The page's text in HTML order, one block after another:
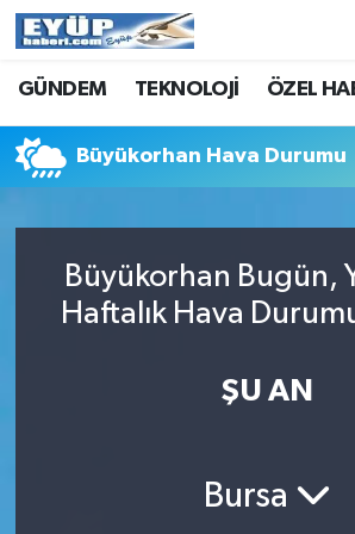
GÜNDEM TEKNOLOJİ ÖZEL
Büyükorhan Hava Durumu
Büyükorhan Bugün,
Haftalık Hava
ŞU AN
Bursa